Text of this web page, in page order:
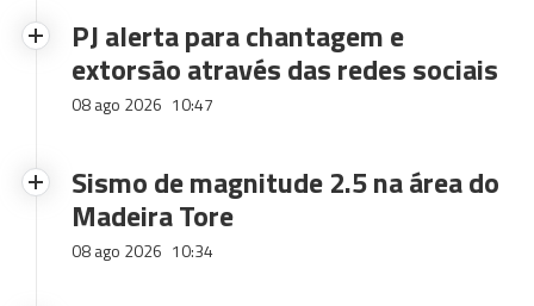
PJ alerta para chantagem e
extorsão através das redes sociais
08 ago 2026 10:47
Sismo de magnitude 2.5 na área do
Madeira Tore
08 ago 2026 10:34